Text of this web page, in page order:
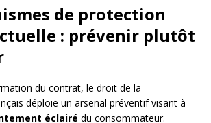
de protection
: prévenir plutôt
du contrat, le droit de la
déploie un arsenal préventif visant à
éclairé du consommateur.